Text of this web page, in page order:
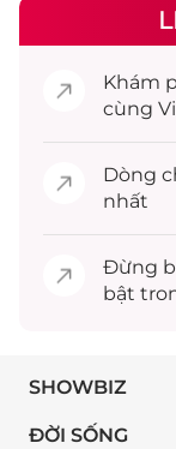
Khám
cùng
Dòng
nhất
Đừng
bật
SHOWBIZ
ĐỜI SỐNG